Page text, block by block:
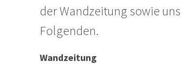
der Wandzeitung sowie
Folgenden.
Wandzeitung